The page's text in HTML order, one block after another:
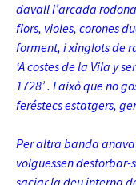
davall l’arcada
flors, violes, corones
forment, i xinglots de
‘A costes de la Vila y
1728’ . I això que no
feréstecs estatgers,
Per altra banda
volguessen